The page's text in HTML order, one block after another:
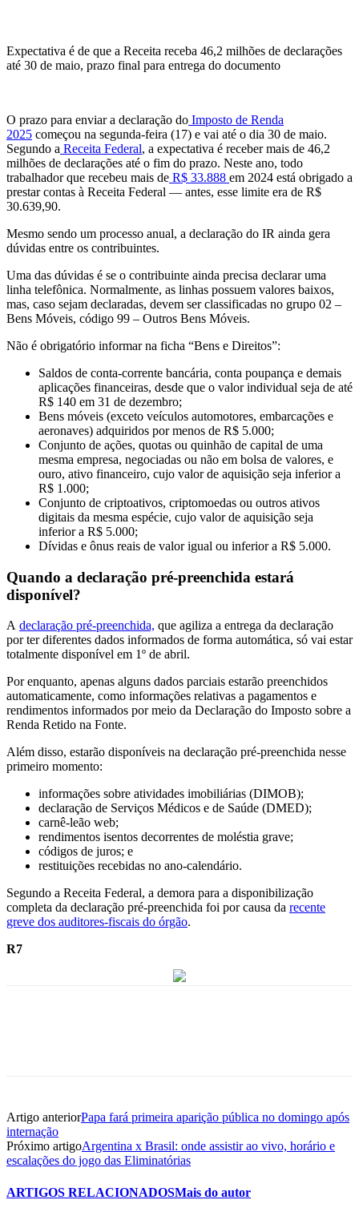
Expectativa é de que a Receita receba 46,2 milhões de declarações
até 30 de maio, prazo final para entrega do documento
O prazo para enviar a declaração do Imposto de Renda
2025 começou na segunda-feira (17) e vai até o dia 30 de maio.
Segundo a Receita Federal, a expectativa é receber mais de 46,2
milhões de declarações até o fim do prazo. Neste ano, todo
trabalhador que recebeu mais de R$ 33.888 em 2024 está obrigado a
prestar contas à Receita Federal — antes, esse limite era de R$
30.639,90.
Mesmo sendo um processo anual, a declaração do IR ainda gera
dúvidas entre os contribuintes.
Uma das dúvidas é se o contribuinte ainda precisa declarar uma
linha telefônica. Normalmente, as linhas possuem valores baixos,
mas, caso sejam declaradas, devem ser classificadas no grupo 02 –
Bens Móveis, código 99 – Outros Bens Móveis.
Não é obrigatório informar na ficha “Bens e Direitos”:
Saldos de conta-corrente bancária, conta poupança e demais
aplicações financeiras, desde que o valor individual seja de até
R$ 140 em 31 de dezembro;
Bens móveis (exceto veículos automotores, embarcações e
aeronaves) adquiridos por menos de R$ 5.000;
Conjunto de ações, quotas ou quinhão de capital de uma
mesma empresa, negociadas ou não em bolsa de valores, e
ouro, ativo financeiro, cujo valor de aquisição seja inferior a
R$ 1.000;
Conjunto de criptoativos, criptomoedas ou outros ativos
digitais da mesma espécie, cujo valor de aquisição seja
inferior a R$ 5.000;
Dívidas e ônus reais de valor igual ou inferior a R$ 5.000.
Quando a declaração pré-preenchida estará
disponível?
A declaração pré-preenchida, que agiliza a entrega da declaração
por ter diferentes dados informados de forma automática, só vai estar
totalmente disponível em 1º de abril.
Por enquanto, apenas alguns dados parciais estarão preenchidos
automaticamente, como informações relativas a pagamentos e
rendimentos informados por meio da Declaração do Imposto sobre a
Renda Retido na Fonte.
Além disso, estarão disponíveis na declaração pré-preenchida nesse
primeiro momento:
informações sobre atividades imobiliárias (DIMOB);
declaração de Serviços Médicos e de Saúde (DMED);
carnê-leão web;
rendimentos isentos decorrentes de moléstia grave;
códigos de juros; e
restituições recebidas no ano-calendário.
Segundo a Receita Federal, a demora para a disponibilização
completa da declaração pré-preenchida foi por causa da recente
greve dos auditores-fiscais do órgão.
R7
Artigo anteriorPapa fará primeira aparição pública no domingo após
internação
Próximo artigoArgentina x Brasil: onde assistir ao vivo, horário e
escalações do jogo das Eliminatórias
ARTIGOS RELACIONADOSMais do autor